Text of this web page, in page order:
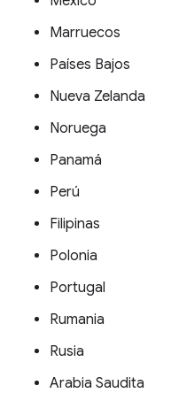
Marruecos
Países Bajos
Nueva Zelanda
Noruega
Panamá
Perú
Filipinas
Polonia
Portugal
Rumania
Rusia
Arabia Saudita